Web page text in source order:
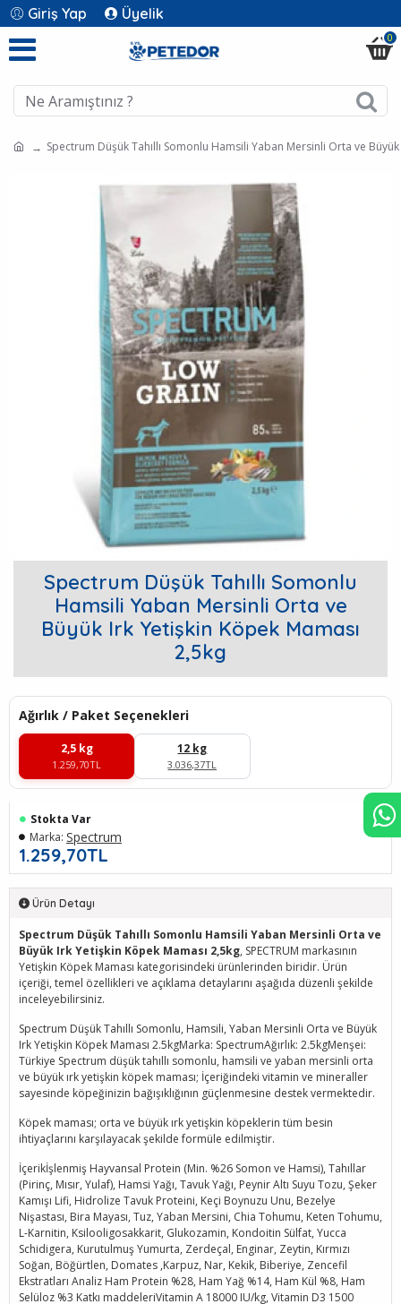
Giriş Yap Üyelik
0
Spectrum Düşük Tahıllı Somonlu Hamsili Yaban Mersinli Orta ve
Spectrum Düşük Tahıllı Somonlu
Hamsili Yaban Mersinli Orta ve
Büyük Irk Yetişkin Köpek Maması
2,5kg
Ağırlık / Paket Seçenekleri
2,5 kg
1.259,70TL
12 kg
3.036,37TL
1.259,70TL
Stokta Var
Marka: Spectrum
Ürün Detayı
Spectrum Düşük Tahıllı Somonlu Hamsili Yaban Mersinli Orta ve
Büyük Irk Yetişkin Köpek Maması 2,5kg, SPECTRUM markasının
Yetişkin Köpek Maması kategorisindeki ürünlerinden biridir. Ürün
içeriği, temel özellikleri ve açıklama detaylarını aşağıda düzenli şekilde
inceleyebilirsiniz.
Spectrum Düşük Tahıllı Somonlu, Hamsili, Yaban Mersinli Orta ve Büyük
Irk Yetişkin Köpek Maması 2.5kgMarka: SpectrumAğırlık: 2.5kgMenşei:
Türkiye Spectrum düşük tahıllı somonlu, hamsili ve yaban mersinli orta
ve büyük ırk yetişkin köpek maması; İçeriğindeki vitamin ve mineraller
sayesinde köpeğinizin bağışıklığının güçlenmesine destek vermektedir.
Köpek maması; orta ve büyük ırk yetişkin köpeklerin tüm besin
ihtiyaçlarını karşılayacak şekilde formüle edilmiştir.
İçerikİşlenmiş Hayvansal Protein (Min. %26 Somon ve Hamsi), Tahıllar
(Pirinç, Mısır, Yulaf), Hamsi Yağı, Tavuk Yağı, Peynir Altı Suyu Tozu, Şeker
Kamışı Lifi, Hidrolize Tavuk Proteini, Keçi Boynuzu Unu, Bezelye
Nişastası, Bira Mayası, Tuz, Yaban Mersini, Chia Tohumu, Keten Tohumu,
L-Karnitin, Ksilooligosakkarit, Glukozamin, Kondoitin Sülfat, Yucca
Schidigera, Kurutulmuş Yumurta, Zerdeçal, Enginar, Zeytin, Kırmızı
Soğan, Böğürtlen, Domates ,Karpuz, Nar, Kekik, Biberiye, Zencefil
Ekstratları Analiz Ham Protein %28, Ham Yağ %14, Ham Kül %8, Ham
Selüloz %3 Katkı maddeleriVitamin A 18000 IU/kg, Vitamin D3 1500